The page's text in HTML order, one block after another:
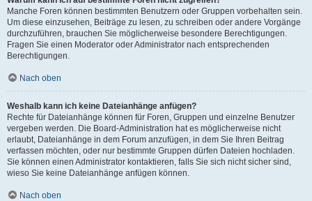
Manche Foren können bestimmten Benutzern oder Gruppen vorbehalten sein.
Um diese einzusehen, Beiträge zu lesen, zu schreiben oder andere Vorgänge
durchzuführen, brauchen Sie möglicherweise besondere Berechtigungen.
Fragen Sie einen Moderator oder Administrator nach entsprechenden
Berechtigungen.
Nach oben
Weshalb kann ich keine Dateianhänge anfügen?
Rechte für Dateianhänge können für Foren, Gruppen und einzelne Benutzer
vergeben werden. Die Board-Administration hat es möglicherweise nicht
erlaubt, Dateianhänge in dem Forum anzufügen, in dem Sie Ihren Beitrag
verfassen möchten, oder nur bestimmte Gruppen dürfen Dateien hochladen.
Sie können einen Administrator kontaktieren, falls Sie sich nicht sicher sind,
wieso Sie keine Dateianhänge anfügen können.
Nach oben